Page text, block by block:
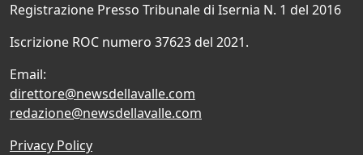
Registrazione Presso Tribunale di Isernia N. 1 del 2016
Iscrizione ROC numero 37623 del 2021.
Email:
direttore@newsdellavalle.com
redazione@newsdellavalle.com
Privacy Policy